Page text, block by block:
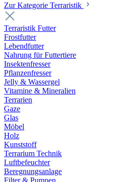
Zur Kategorie Terraristik
Terraristik Futter
Frostfutter
Lebendfutter
Nahrung für Futtertiere
Insektenfresser
Pflanzenfresser
Jelly & Wassergel
Vitamine & Mineralien
Terrarien
Gaze
Glas
Möbel
Holz
Kunststoff
Terrarium Technik
Luftbefeuchter
Beregnungsanlage
Filter & Pumpen